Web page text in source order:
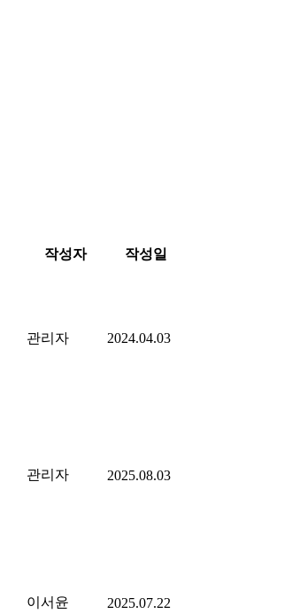
작성자 작성일
관리자 2024.04.03
관리자 2025.08.03
이서윤 2025.07.22